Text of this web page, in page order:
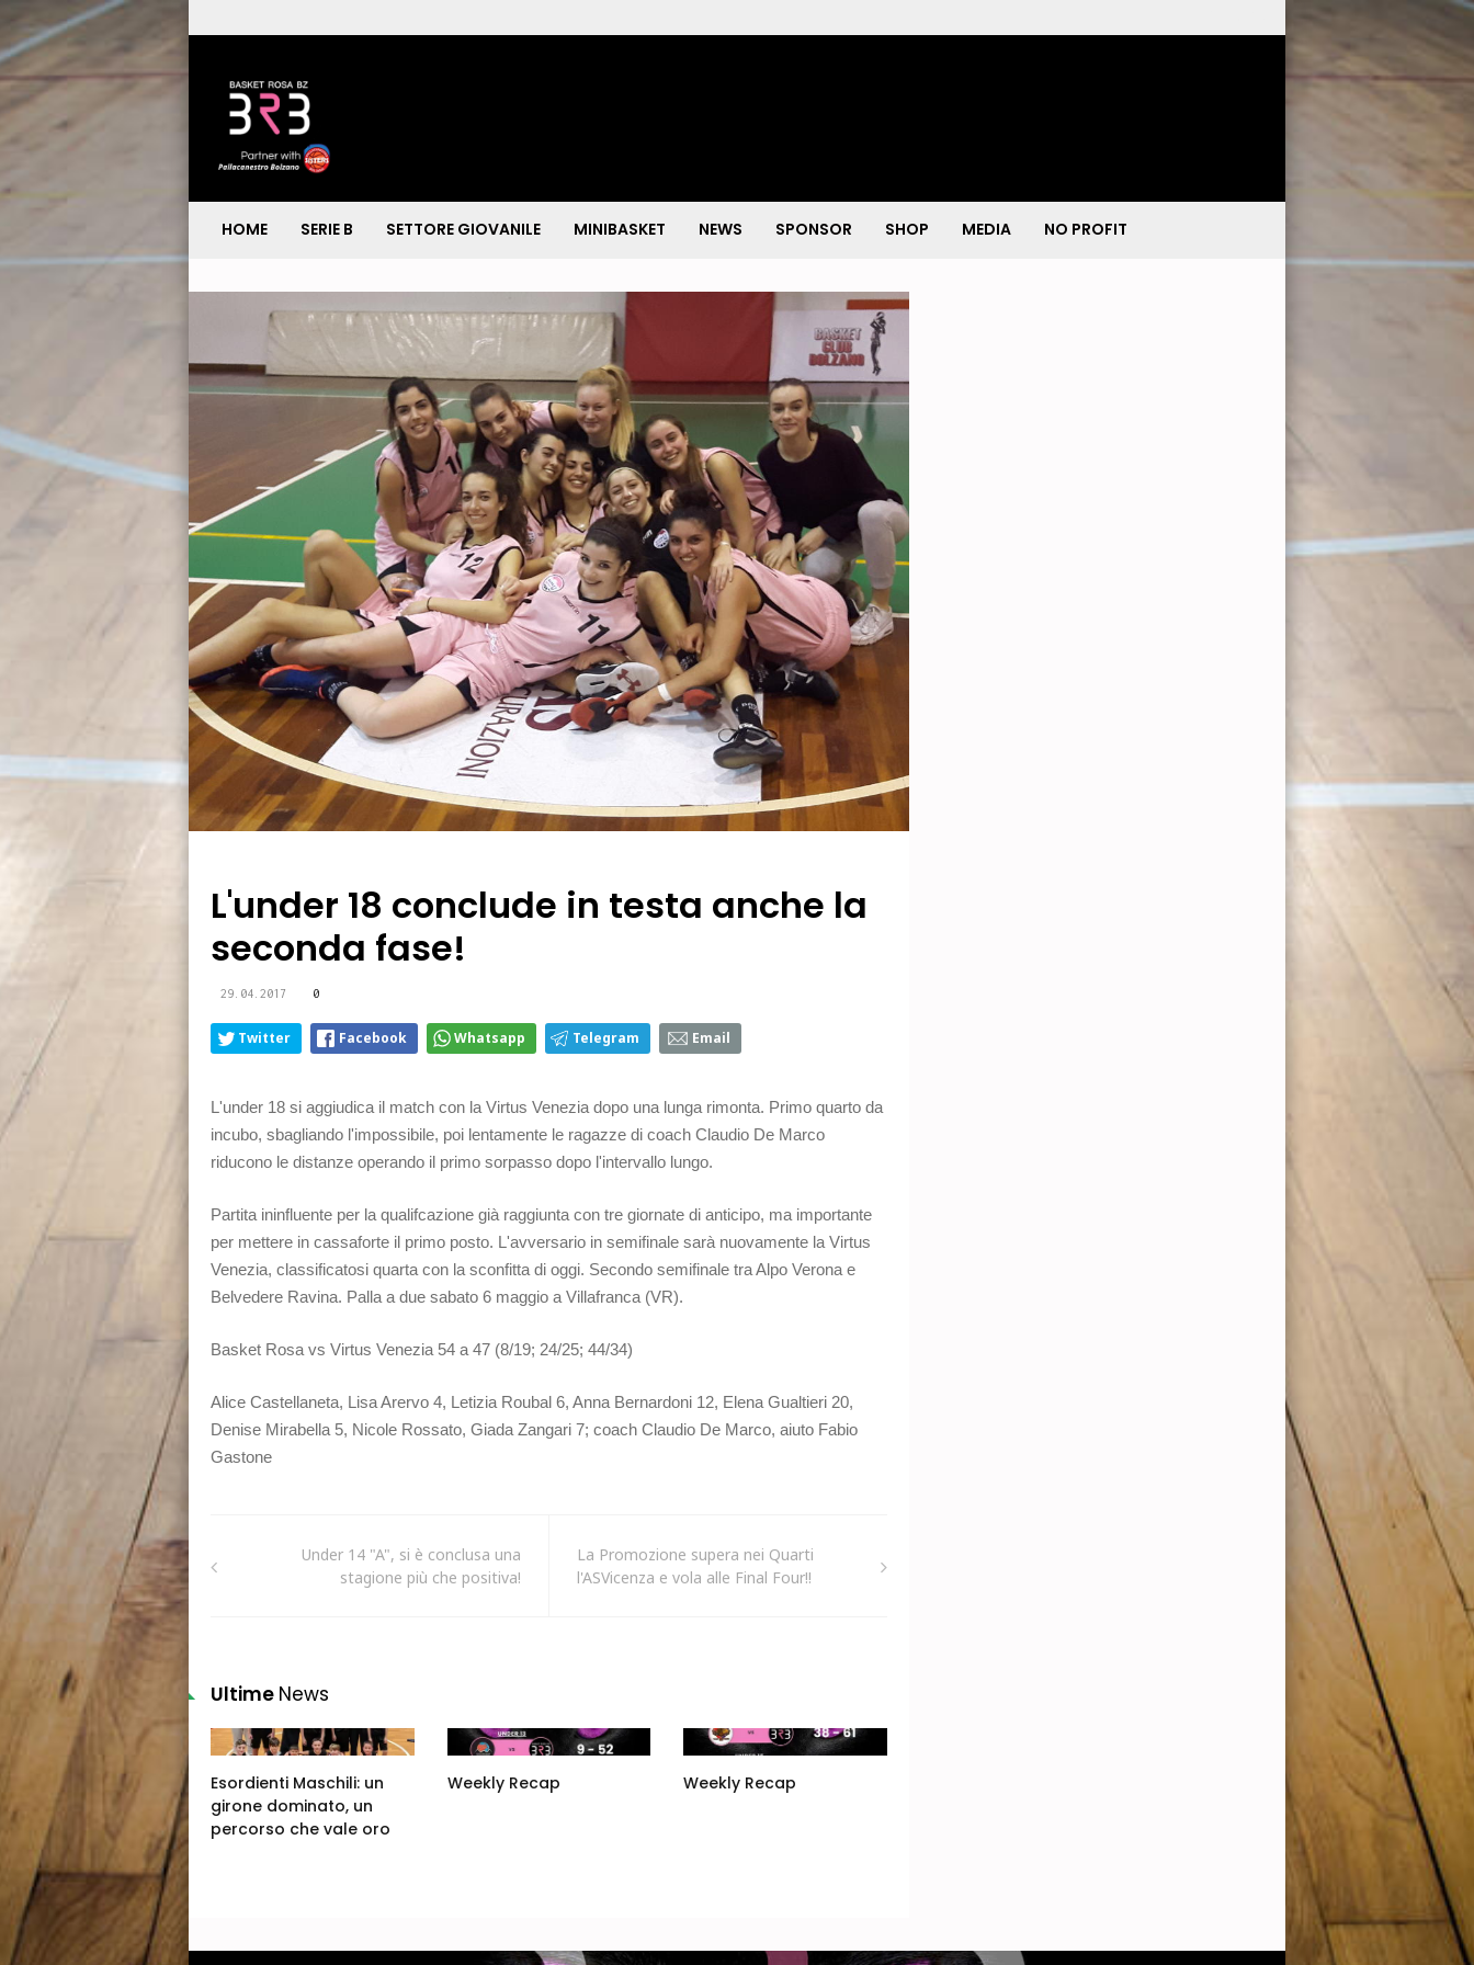
HOME SERIE B SETTORE GIOVANILE MINIBASKET NEWS SPONSOR SHOP MEDIA NO PROFIT
L'under 18 conclude in testa anche la
seconda fase!
29.04.2017 0
Twitter Facebook Whatsapp Telegram Email
L'under 18 si aggiudica il match con la Virtus Venezia dopo una lunga rimonta. Primo quarto da
incubo, sbagliando l'impossibile, poi lentamente le ragazze di coach Claudio De Marco
riducono le distanze operando il primo sorpasso dopo l'intervallo lungo.
Partita ininfluente per la qualifcazione già raggiunta con tre giornate di anticipo, ma importante
per mettere in cassaforte il primo posto. L'avversario in semifinale sarà nuovamente la Virtus
Venezia, classificatosi quarta con la sconfitta di oggi. Secondo semifinale tra Alpo Verona e
Belvedere Ravina. Palla a due sabato 6 maggio a Villafranca (VR).
Basket Rosa vs Virtus Venezia 54 a 47 (8/19; 24/25; 44/34)
Alice Castellaneta, Lisa Arervo 4, Letizia Roubal 6, Anna Bernardoni 12, Elena Gualtieri 20,
Denise Mirabella 5, Nicole Rossato, Giada Zangari 7; coach Claudio De Marco, aiuto Fabio
Gastone
Under 14 "A", si è conclusa una
stagione più che positiva!
La Promozione supera nei Quarti
l'ASVicenza e vola alle Final Four!!
Ultime News
Esordienti Maschili: un
girone dominato, un
percorso che vale oro
Weekly Recap Weekly Recap